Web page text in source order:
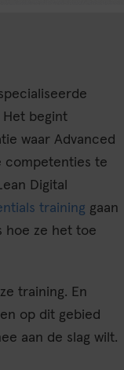
Het begint
waar Advanced
competenties te
Digital
training gaan
hoe ze het toe
training. En
op dit gebied
aan de slag wilt.